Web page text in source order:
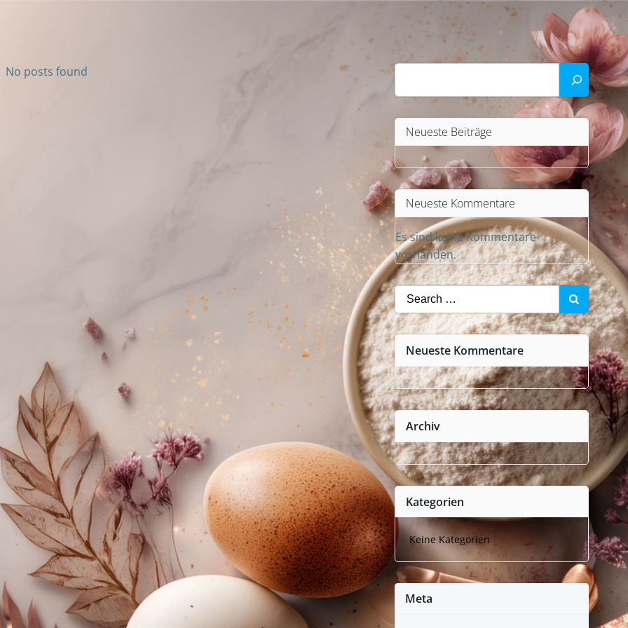
No posts found
Suchen
Neueste Beiträge
Neueste Kommentare
Es sind keine Kommentare
vorhanden.
Search
for:
Neueste Kommentare
Archiv
Kategorien
Keine Kategorien
Meta